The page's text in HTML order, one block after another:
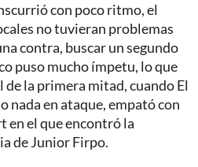
con poco ritmo, el
no tuvieran problemas
contra, buscar un segundo
puso mucho ímpetu, lo que
la primera mitad, cuando El
nada en ataque, empató con
en el que encontró la
de Junior Firpo.